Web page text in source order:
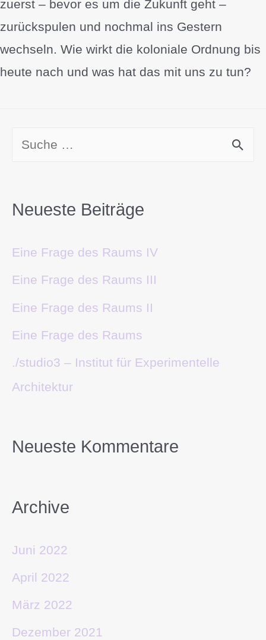
zuerst – bevor es um die Zukunft geht –
zurückspulen und nochmal ins Gestern
wechseln. Wie wirkt die koloniale Ordnung bis
heute nach und was hat das mit uns zu tun?
Neueste Beiträge
Eine Frage des Raums IV
Eine Frage des Raums III
Eine Frage des Raums II
Eine Frage des Raums
./studio3 – Institut für Experimentelle
Architektur
Neueste Kommentare
Archive
Juni 2022
April 2022
März 2022
Dezember 2021